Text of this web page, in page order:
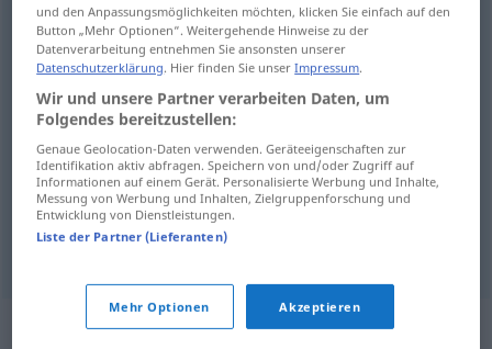
proyectar,planear planen a.Reise
hacerplanes planen(≈ Pläne machen)
planificar planenArbeita. WIRTSCH
prever planen (≈ vorsehen)
Synonyme für "planen"
und den Anpassungsmöglichkeiten möchten, klicken Sie einfach auf den
Button „Mehr Optionen“. Weitergehende Hinweise zu der
Datenverarbeitung entnehmen Sie ansonsten unserer
Datenschutzerklärung. Hier finden Sie unserImpressum.
Wir und unsere Partner verarbeiten Daten, um
Folgendes bereitzustellen:
Genaue Geolocation-Daten verwenden. Geräteeigenschaften zur
Identifikation aktiv abfragen. Speichern von und/oder Zugriff auf
Informationen auf einem Gerät. Personalisierte Werbung und Inhalte,
Messung von Werbung und Inhalten, Zielgruppenforschung und
Entwicklung von Dienstleistungen.
Liste der Partner (Lieferanten)
Mehr Optionen Akzeptieren